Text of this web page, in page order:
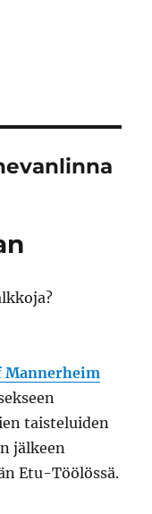
Mannerheim
taisteluiden
jälkeen
Etu-Töölössä.